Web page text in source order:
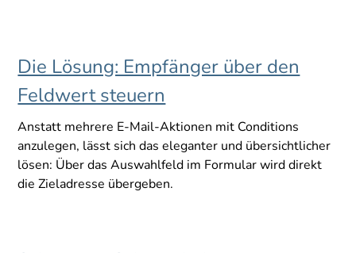
Die Lösung: Empfänger über den
Feldwert steuern
Anstatt mehrere E-Mail-Aktionen mit Conditions
anzulegen, lässt sich das eleganter und übersichtlicher
lösen: Über das Auswahlfeld im Formular wird direkt
die Zieladresse übergeben.